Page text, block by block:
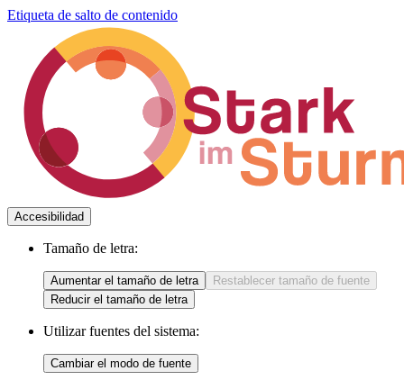
Etiqueta de salto de contenido
Accesibilidad
Tamaño de letra:
Aumentar el tamaño de letra
Restablecer tamaño de fuente
Reducir el tamaño de letra
Utilizar fuentes del sistema:
Cambiar el modo de fuente